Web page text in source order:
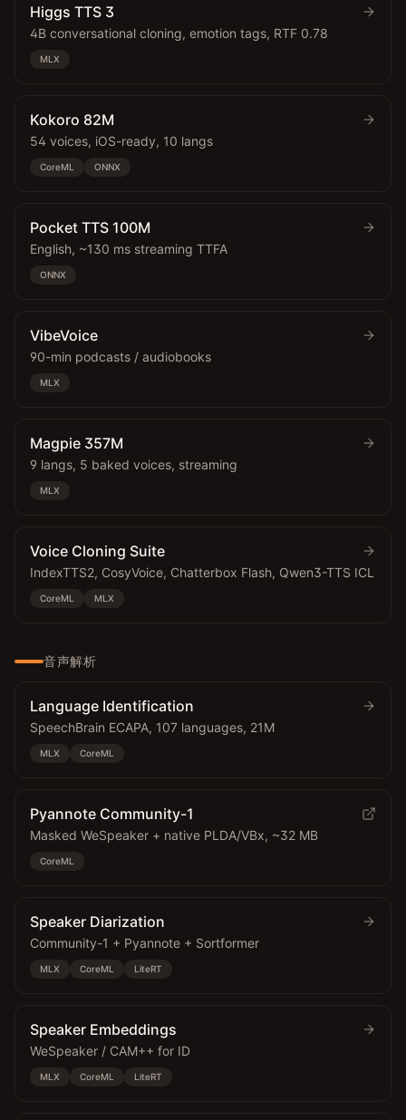
Higgs TTS 3
4B conversational cloning, emotion tags, RTF 0.78
MLX
Kokoro 82M
54 voices, iOS-ready, 10 langs
CoreML ONNX
Pocket TTS 100M
English, ~130 ms streaming TTFA
ONNX
VibeVoice
90-min podcasts / audiobooks
MLX
Magpie 357M
9 langs, 5 baked voices, streaming
MLX
Voice Cloning Suite
IndexTTS2, CosyVoice, Chatterbox Flash, Qwen3-TTS ICL
CoreML MLX
音声解析
Language Identification
SpeechBrain ECAPA, 107 languages, 21M
MLX CoreML
Pyannote Community-1
Masked WeSpeaker + native PLDA/VBx, ~32 MB
CoreML
Speaker Diarization
Community-1 + Pyannote + Sortformer
MLX CoreML LiteRT
Speaker Embeddings
WeSpeaker / CAM++ for ID
MLX CoreML LiteRT